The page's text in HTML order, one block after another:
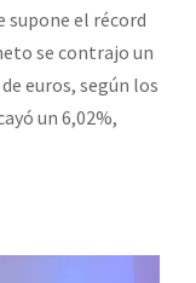
supone el récord
se contrajo un
euros, según los
un 6,02%,